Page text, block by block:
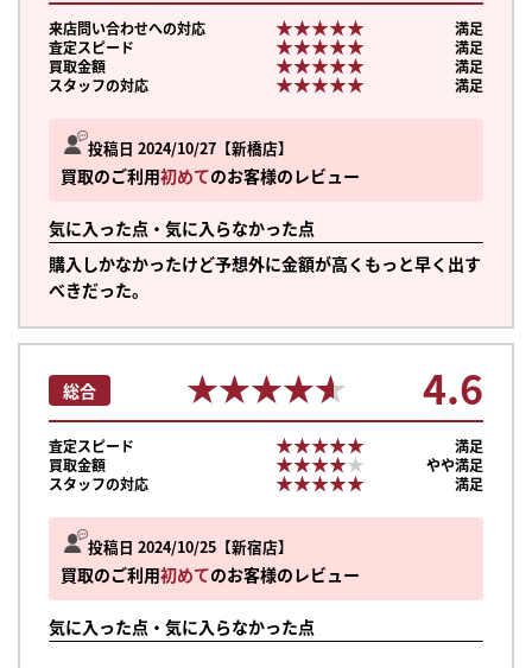
投稿日 2024/10/27 新橋店
買取のご利用初めてのお客様のレビュー
気に入った点・気に入らなかった点
購入しかなかったけど予想外に金額が高くもっと早く出す
べきだった。
来店問い合わせへの対応 ★★★★★
★★★★★
満足
査定スピード
★★★★★
★★★★★
満足
買取金額
★★★★★
★★★★★
満足
スタッフの対応
★★★★★
★★★★★ 満足
投稿日 2024/10/25 新宿店
買取のご利用初めてのお客様のレビュー
気に入った点・気に入らなかった点
総合 ★★★★★
★★★★★ 4.6
査定スピード ★★★★★
★★★★★
満足
買取金額
★★★★★
★★★★★
やや満足
スタッフの対応
★★★★★
★★★★★ 満足
かんたん30秒でお試し査定